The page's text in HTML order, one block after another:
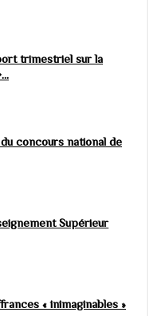
trimestriel sur la
concours national de
Supérieur
« inimaginables »